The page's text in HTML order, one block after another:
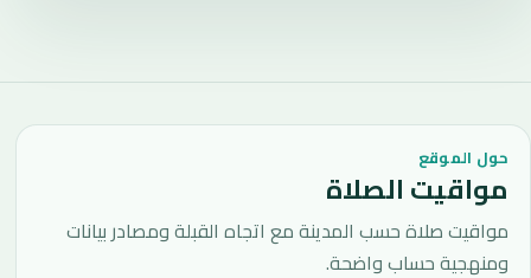
حول الموقع
مواقيت الصلاة
مواقيت صلاة حسب المدينة مع اتجاه القبلة ومصادر بيانات
ومنهجية حساب واضحة.